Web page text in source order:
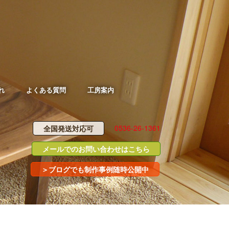
よくある質問 工房案内
0536-26-1361
全国発送対応可
メールでのお問い合わせはこちら
＞ブログでも制作事例随時公開中